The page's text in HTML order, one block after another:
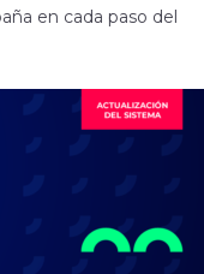
en cada paso del